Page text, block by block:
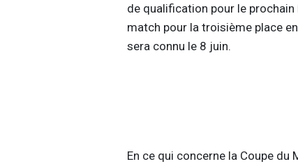
de qualification pour le
match pour la troisième place
sera connu le 8 juin.
En ce qui concerne la Coupe du